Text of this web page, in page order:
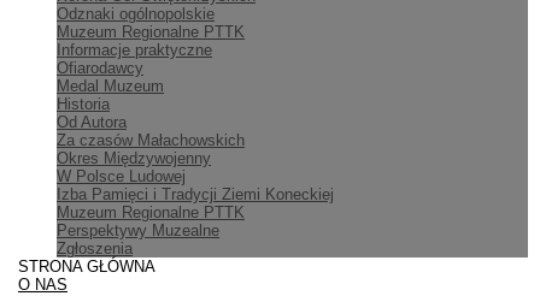
Odznaki ogólnopolskie
Muzeum Regionalne PTTK
Informacje praktyczne
Ofiarodawcy
Medal Muzeum
Historia
Od Autora
Za czasów Małachowskich
Okres Międzywojenny
W Polsce Ludowej
Izba Pamięci i Tradycji Ziemi Koneckiej
Muzeum Regionalne PTTK
Perspektywy Muzealne
Zgłoszenia
STRONA GŁÓWNA
O NAS